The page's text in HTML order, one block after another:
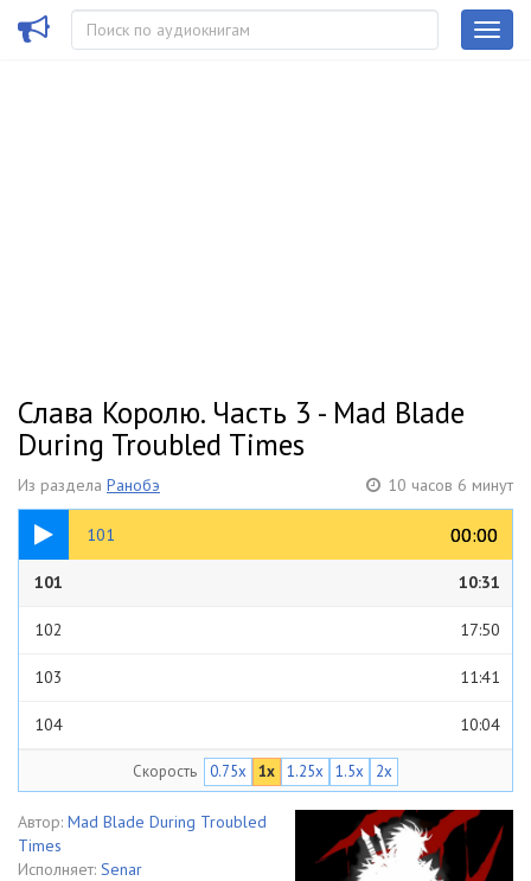
Слава Королю. Часть 3 - Mad Blade
During Troubled Times
Из раздела Ранобэ 10 часов 6 минут
101 00:00
00:00
10:31
101 10:31
102 17:50
103 11:41
104 10:04
106 12:34
107 12:06
Скорость 0.75x 1x 1.25x 1.5x 2x
Автор: Mad Blade During Troubled
Times
Исполняет: Senar